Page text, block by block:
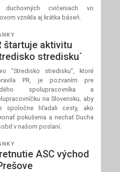
duchovných cvičeniach vo
vznikla aj krátka báseň.
štartuje aktivitu
stredisku´
"Stredisko stredisku", ktoré
PR, je pozvaním pre
spolupracovníka a
na Slovensku, aby
spoločne hľadali cesty, ako
pokušenia a nechať Ducha
v našom poslaní.
ASC východ